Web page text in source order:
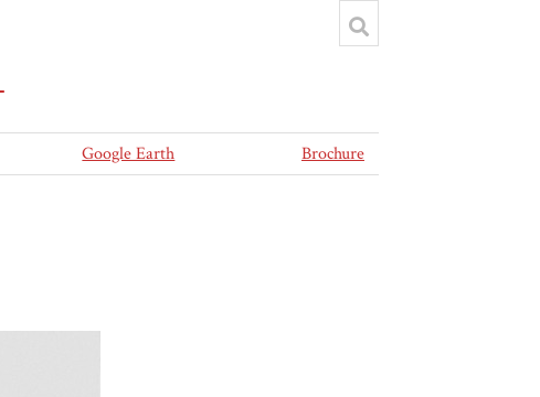
Google Earth Brochure